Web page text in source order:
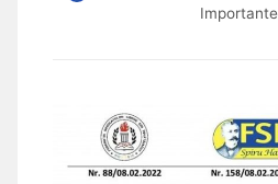
Importante